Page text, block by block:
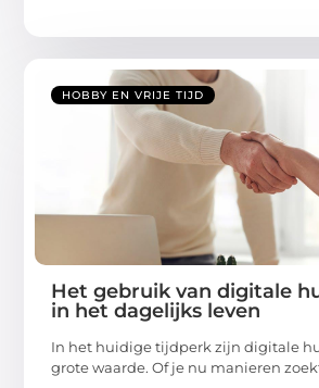
HOBBY EN VRIJE TIJD
Het gebruik van digitale
in het dagelijks leven
In het huidige tijdperk zijn digitale
grote waarde. Of je nu manieren